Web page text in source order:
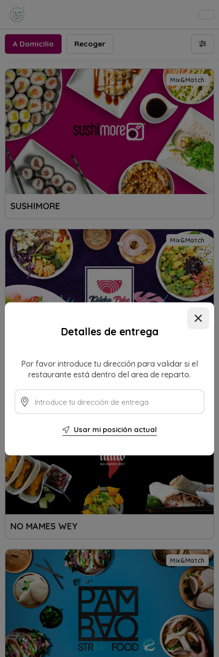
A Domicilio Recoger
Mix&Match
SUSHIMORE
Mix&Match
KALEKA POKE
NO MAMES WEY
Mix&Match
Detalles de entrega
Por favor introduce tu dirección para validar si el
restaurante está dentro del area de reparto.
Usar mi posición actual